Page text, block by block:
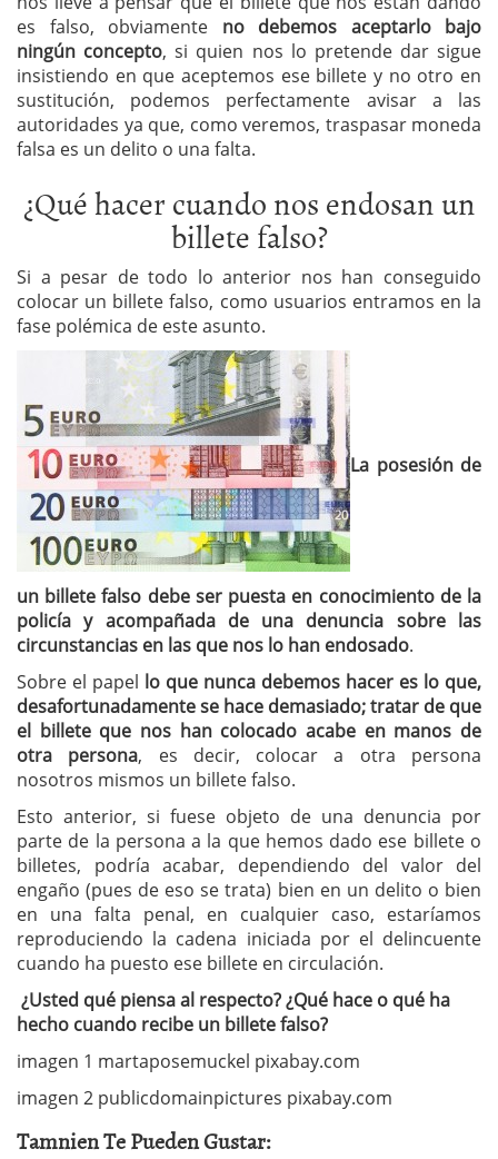
es falso, obviamente no debemos aceptarlo bajo
ningún concepto, si quien nos lo pretende dar sigue
insistiendo en que aceptemos ese billete y no otro en
sustitución, podemos perfectamente avisar a las
autoridades ya que, como veremos, traspasar moneda
falsa es un delito o una falta.
¿Qué hacer cuando nos endosan un
billete falso?
Si a pesar de todo lo anterior nos han conseguido
colocar un billete falso, como usuarios entramos en la
fase polémica de este asunto.
La posesión de
un billete falso debe ser puesta en conocimiento de la
policía y acompañada de una denuncia sobre las
circunstancias en las que nos lo han endosado.
Sobre el papel lo que nunca debemos hacer es lo que,
desafortunadamente se hace demasiado; tratar de que
el billete que nos han colocado acabe en manos de
otra persona, es decir, colocar a otra persona
nosotros mismos un billete falso.
Esto anterior, si fuese objeto de una denuncia por
parte de la persona a la que hemos dado ese billete o
billetes, podría acabar, dependiendo del valor del
engaño (pues de eso se trata) bien en un delito o bien
en una falta penal, en cualquier caso, estaríamos
reproduciendo la cadena iniciada por el delincuente
cuando ha puesto ese billete en circulación.
¿Usted qué piensa al respecto? ¿Qué hace o qué ha
hecho cuando recibe un billete falso?
imagen 1 martaposemuckel pixabay.com
imagen 2 publicdomainpictures pixabay.com
Tamnien Te Pueden Gustar: